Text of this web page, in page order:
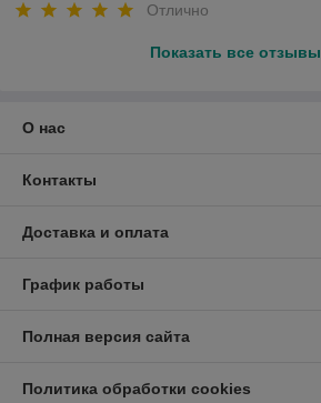
Отлично
Показать все отзывы
О нас
Контакты
Доставка и оплата
График работы
Полная версия сайта
Политика обработки cookies